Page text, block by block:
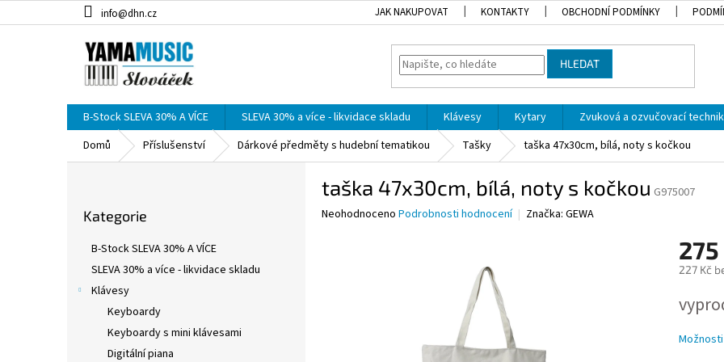
na
info@dhn.cz JAK NAKUPOVAT KONTAKTY OBCHODNÍ PODMÍNKY
HLEDAT
B-Stock SLEVA 30% A VÍCE SLEVA 30% a více - likvidace skladu Klávesy Kytary Zvuková a ozvučovací
Domů
Příslušenství Dárkové předměty s hudební tematikou Tašky taška 47x30cm, bílá, noty s kočkou
kategorie
Kategorie
B-Stock SLEVA 30% A VÍCE
SLEVA 30% a více - likvidace skladu
Klávesy
Keyboardy
Keyboardy s mini klávesami
Digitální piana
taška 47x30cm, bílá, noty s kočkou G975007
Průměrné
Neohodnoceno Podrobnosti hodnocení Značka: GEWA
275
227 Kč
cena: